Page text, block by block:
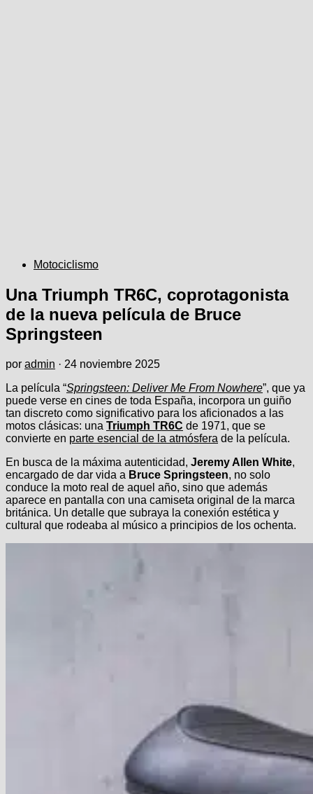
Motociclismo
Una Triumph TR6C, coprotagonista
de la nueva película de Bruce
Springsteen
por admin · 24 noviembre 2025
La película “Springsteen: Deliver Me From Nowhere”, que ya
puede verse en cines de toda España, incorpora un guiño
tan discreto como significativo para los aficionados a las
motos clásicas: una Triumph TR6C de 1971, que se
convierte en parte esencial de la atmósfera de la película.
En busca de la máxima autenticidad, Jeremy Allen White,
encargado de dar vida a Bruce Springsteen, no solo
conduce la moto real de aquel año, sino que además
aparece en pantalla con una camiseta original de la marca
británica. Un detalle que subraya la conexión estética y
cultural que rodeaba al músico a principios de los ochenta.